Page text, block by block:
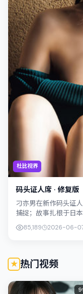
杜比视界
码头证人席 · 修复版
刁亦男在新作码头证
捕捉；故事扎根于日
罪。主演孙艺珍、周
85,189 2026-06-
热门视频